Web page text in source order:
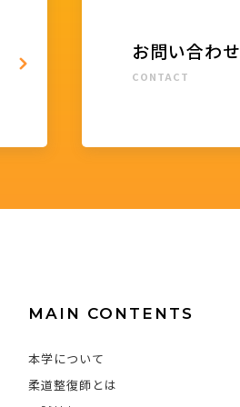
お問い合わせ
CONTACT
MAIN CONTENTS
本学について
柔道整復師とは